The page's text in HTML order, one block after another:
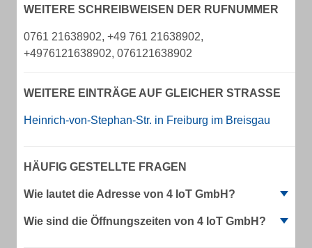
WEITERE SCHREIBWEISEN DER RUFNUMMER
0761 21638902, +49 761 21638902,
+4976121638902, 076121638902
WEITERE EINTRÄGE AUF GLEICHER STRASSE
Heinrich-von-Stephan-Str. in Freiburg im Breisgau
HÄUFIG GESTELLTE FRAGEN
Wie lautet die Adresse von 4 IoT GmbH?
Wie sind die Öffnungszeiten von 4 IoT GmbH?